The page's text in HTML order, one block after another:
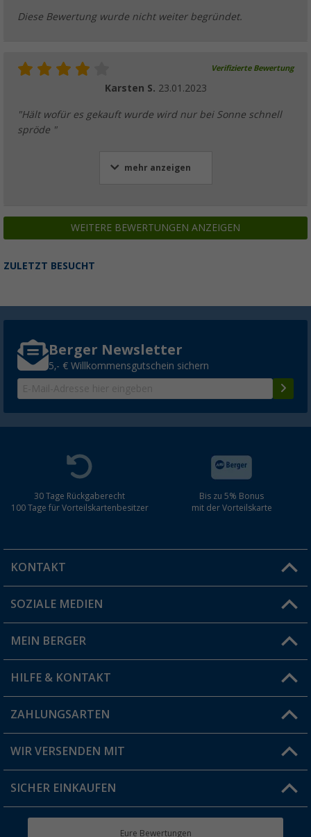
Diese Bewertung wurde nicht weiter begründet.
Verifizierte Bewertung
Karsten S. 23.01.2023
"Hält wofür es gekauft wurde wird nur bei Sonne schnell
spröde "
mehr anzeigen
WEITERE BEWERTUNGEN ANZEIGEN
ZULETZT BESUCHT
Berger Newsletter
5,- € Willkommensgutschein sichern
30 Tage Rückgaberecht
100 Tage für Vorteilskartenbesitzer
Bis zu 5% Bonus
mit der Vorteilskarte
KONTAKT
Du hast eine Frage?
Filiale finden
SOZIALE MEDIEN
MEIN BERGER
Vorteilskarte
Blog
Jobs & Karriere
HILFE & KONTAKT
FAQ & Kontakt
Versandinformationen
Rücksendung
ZAHLUNGSARTEN
WIR VERSENDEN MIT
SICHER EINKAUFEN
Eure Bewertungen